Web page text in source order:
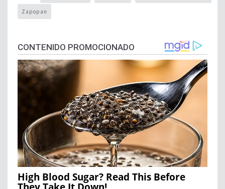
Zapopan
CONTENIDO PROMOCIONADO
High Blood Sugar? Read This Before